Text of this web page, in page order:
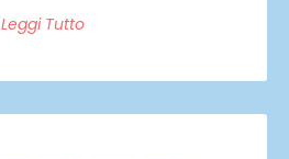
Leggi Tutto